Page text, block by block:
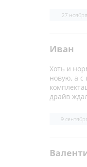
27
Иван
Хоть и
новую, а с
драйв
9